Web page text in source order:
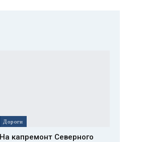
Дороги
На капремонт Северного